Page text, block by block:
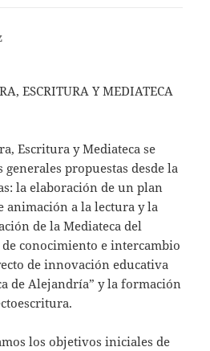
ESCRITURA Y MEDIATECA
Escritura y Mediateca se
propuestas desde la
la elaboración de un plan
animación a la lectura y la
de la Mediateca del
conocimiento e intercambio
de innovación educativa
de Alejandría” y la formación
los objetivos iniciales de